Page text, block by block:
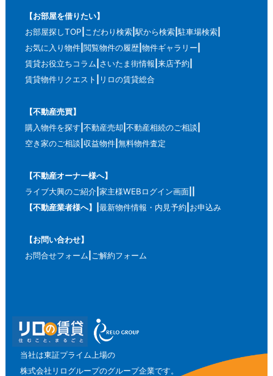
【お部屋を借りたい】
お部屋探しTOP こだわり検索 駅から検索 駐車場検索
お気に入り物件 閲覧物件の履歴 物件ギャラリー
賃貸お役立ちコラム さいたま街情報 来店予約
賃貸物件リクエスト
リロの賃貸総合
【不動産売買】
購入物件を探す 不動産売却 不動産相続のご相談
空き家のご相談 収益物件 無料物件査定
【不動産オーナー様へ】
ライブ大興のご紹介 家主様WEBログイン画面
【不動産業者様へ】
最新物件情報・内見予約 お申込み
【お問い合わせ】
お問合せフォーム ご解約フォーム
当社は東証プライム上場の
株式会社リログループのグループ企業です。